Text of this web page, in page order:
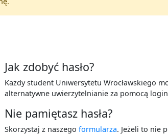
Jak zdobyć hasło?
Każdy student Uniwersytetu Wrocławskiego
alternatywne uwierzytelnianie za pomocą
Nie pamiętasz hasła?
Skorzystaj z naszego formularza. Jeżeli to nie